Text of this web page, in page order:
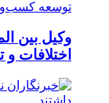
وکیل بین
اختلافات